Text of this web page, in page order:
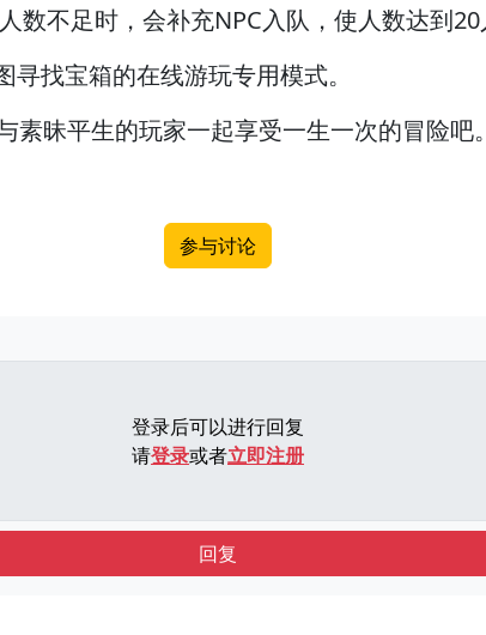
数不足时，会补充NPC入队，使人数达到
找宝箱的在线游玩专用模式。
素昧平生的玩家一起享受一生一次的冒险吧
参与讨论
登录后可以进行回复
请登录或者立即注册
回复